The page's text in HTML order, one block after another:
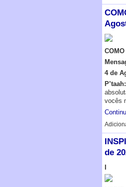
4 de
P’taah:
vocês
de
I